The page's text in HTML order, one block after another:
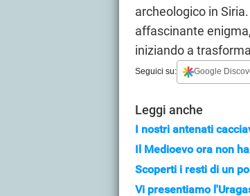
archeologico in
affascinante
iniziando a
Seguici su: Google
Leggi anche
I nostri antenati
Il Medioevo ora non
Scoperti i resti di un
Vi presentiamo